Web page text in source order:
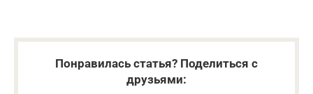
Понравилась статья? Поделиться с
друзьями: